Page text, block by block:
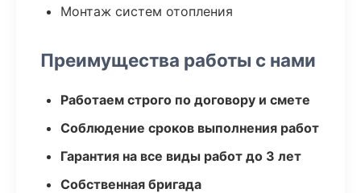
Монтаж систем отопления
Преимущества работы с нами
Работаем строго по договору и смете
Соблюдение сроков выполнения работ
Гарантия на все виды работ до 3 лет
Собственная бригада